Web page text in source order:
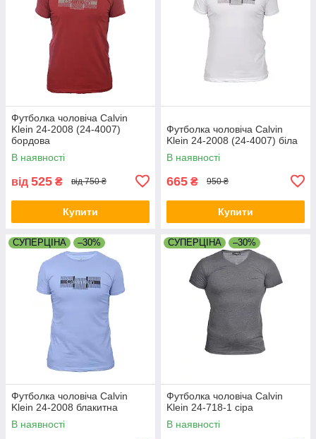
Футболка чоловіча Calvin
Klein 24-2008 (24-4007)
бордова
В наявності
від 525 ₴ від 750 ₴
Купити
Футболка чоловіча Calvin
Klein 24-2008 (24-4007) біла
В наявності
665 ₴ 950 ₴
Купити
СУПЕРЦІНА –30%
Футболка чоловіча Calvin
Klein 24-2008 блакитна
В наявності
СУПЕРЦІНА –30%
Футболка чоловіча Calvin
Klein 24-718-1 сіра
В наявності